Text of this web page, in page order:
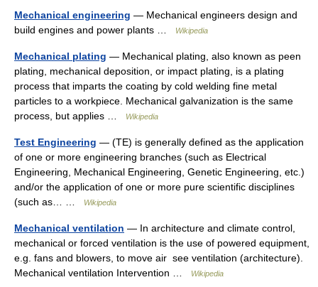
Mechanical engineering — Mechanical engineers design and
build engines and power plants …
Wikipedia
Mechanical plating — Mechanical plating, also known as peen
plating, mechanical deposition, or impact plating, is a plating
process that imparts the coating by cold welding fine metal
particles to a workpiece. Mechanical galvanization is the same
process, but applies …
Wikipedia
Test Engineering — (TE) is generally defined as the application
of one or more engineering branches (such as Electrical
Engineering, Mechanical Engineering, Genetic Engineering, etc.)
and/or the application of one or more pure scientific disciplines
(such as… …
Wikipedia
Mechanical ventilation — In architecture and climate control,
mechanical or forced ventilation is the use of powered equipment,
e.g. fans and blowers, to move air see ventilation (architecture).
Mechanical ventilation Intervention …
Wikipedia